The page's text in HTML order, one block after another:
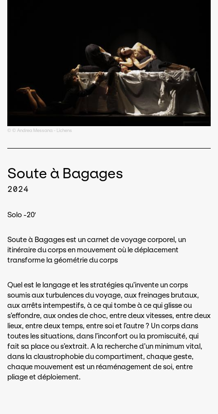
© © Andrea Messana - Lichens
Soute à Bagages
2024
Solo -20′
Soute à Bagages est un carnet de voyage corporel, un
itinéraire du corps en mouvement où le déplacement
transforme la géométrie du corps
Quel est le langage et les stratégies qu’invente un corps
soumis aux turbulences du voyage, aux freinages brutaux,
aux arrêts intempestifs, à ce qui tombe à ce qui glisse ou
s’effondre, aux ondes de choc, entre deux vitesses, entre deux
lieux, entre deux temps, entre soi et l’autre ? Un corps dans
toutes les situations, dans l’inconfort ou la promiscuité, qui
fait sa place ou s’extrait. A la recherche d’un minimum vital,
dans la claustrophobie du compartiment, chaque geste,
chaque mouvement est un réaménagement de soi, entre
pliage et déploiement.